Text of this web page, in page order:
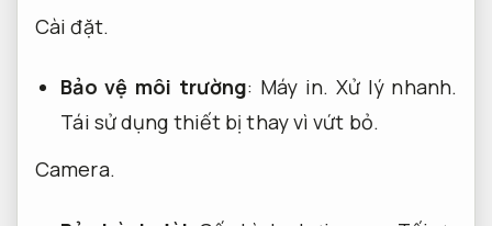
Cài đặt.
Bảo vệ môi trường: Máy in. Xử lý nhanh.
Tái sử dụng thiết bị thay vì vứt bỏ.
Camera.